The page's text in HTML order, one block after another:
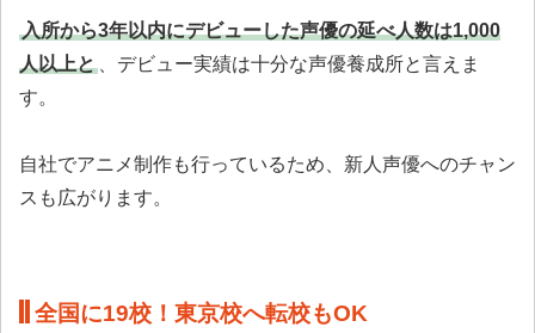
入所から3年以内にデビューした声優の延べ人数は1,000
人以上と、デビュー実績は十分な声優養成所と言えま
す。
自社でアニメ制作も行っているため、新人声優へのチャン
スも広がります。
全国に19校！東京校へ転校もOK